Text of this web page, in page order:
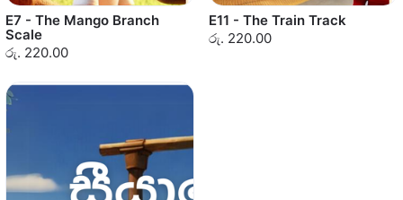
E7 - The Mango Branch
Scale
රු. 220.00
E11 - The Train Track
රු. 220.00